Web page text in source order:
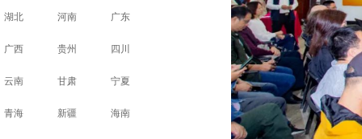
湖北 河南 广东
广西 贵州 四川
云南 甘肃 宁夏
青海 新疆 海南